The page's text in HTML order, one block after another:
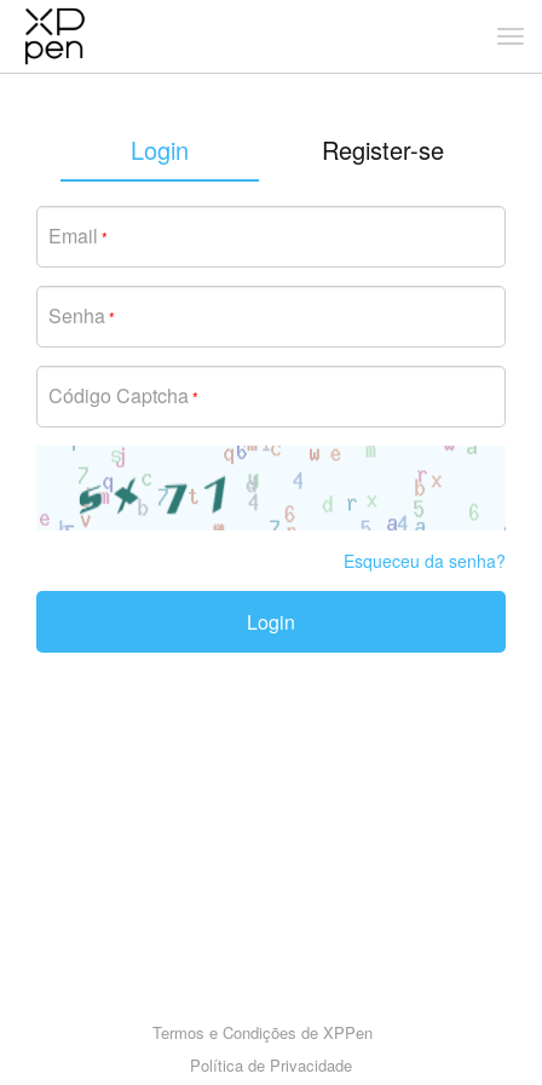
Login Register-se
Email *
Senha*
Código Captcha*
Esqueceu da senha?
Login
Termos e Condições de XPPen
Política de Privacidade